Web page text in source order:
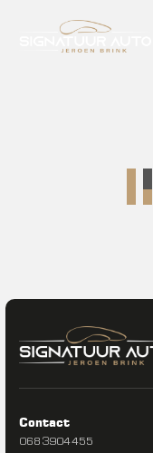
Contact
0683904455